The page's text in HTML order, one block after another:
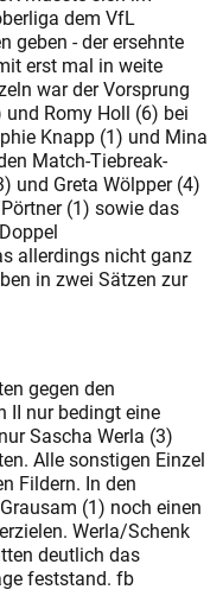
dem VfL
geben - der ersehnte
erst mal in weite
war der Vorsprung
Romy Holl (6) bei
Knapp (1) und Mina
Match-Tiebreak-
und Greta Wölpper (4)
(1) sowie das
allerdings nicht ganz
in zwei Sätzen zur
gegen den
II nur bedingt eine
Sascha Werla (3)
Alle sonstigen Einzel
Fildern. In den
(1) noch einen
Werla/Schenk
deutlich das
feststand. fb